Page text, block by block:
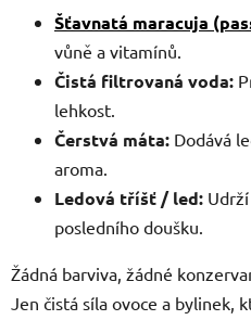
Šťavnatá maracuja
vůně a vitamínů.
Čistá filtrovaná voda:
lehkost.
Čerstvá máta: Dodává
aroma.
Ledová tříšť / led:
posledního doušku.
Žádná barviva, žádné
Jen čistá síla ovoce a bylinek,